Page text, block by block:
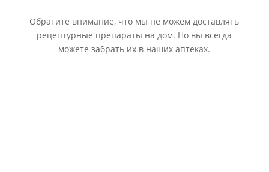
Обратите внимание, что мы не можем доставлять
рецептурные препараты на дом. Но вы всегда
можете забрать их в наших аптеках.